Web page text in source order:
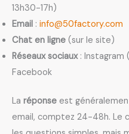
13h30-17h)
Email : info@50factory.com
Chat en ligne (sur le site)
Réseaux sociaux: Instagram
Facebook
La réponse est
email, comptez 24-48h. Le